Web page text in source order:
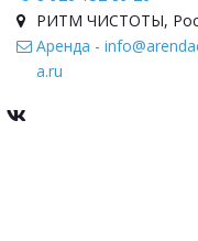
РИТМ ЧИСТОТЫ,
Аренда -
a.ru